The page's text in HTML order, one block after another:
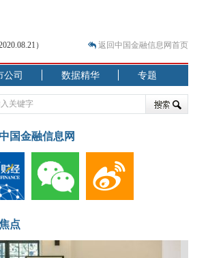
）
）
结构性失衡藏
返回中国金融信息网首页
公司 数据精华 专题
国金融信息网
点